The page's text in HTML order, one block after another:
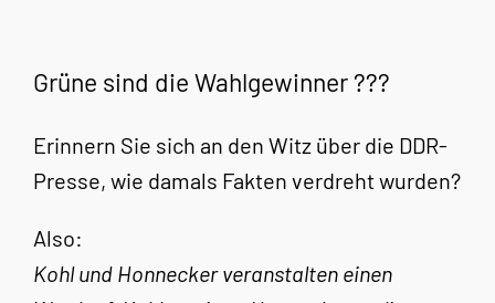
Grüne sind die Wahlgewinner ???
Erinnern Sie sich an den Witz über die DDR-
Presse, wie damals Fakten verdreht wurden?
Also:
Kohl und Honnecker veranstalten einen